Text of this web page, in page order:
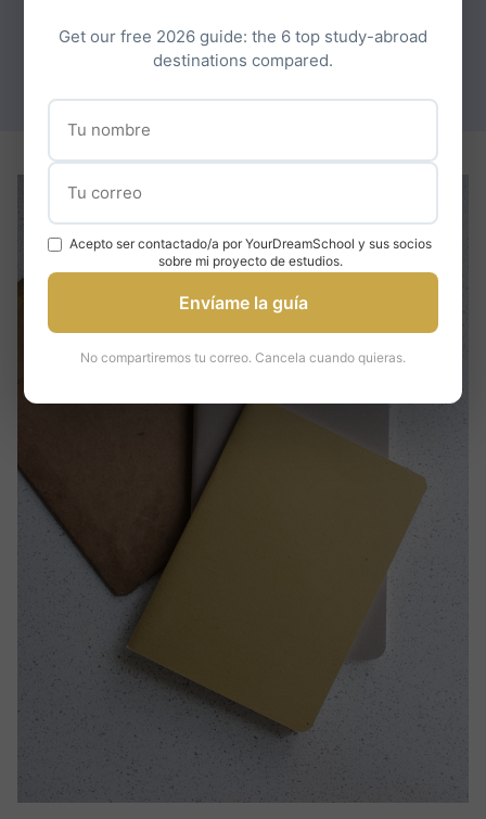
application to the Netherlands in your final year
Get our free 2026 guide: the 6 top study-abroad
destinations compared.
Acepto ser contactado/a por YourDreamSchool y sus socios
sobre mi proyecto de estudios.
Envíame la guía
No compartiremos tu correo. Cancela cuando quieras.